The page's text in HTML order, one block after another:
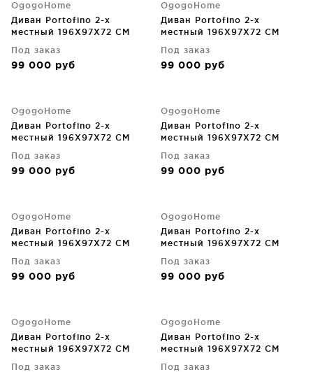
OgogoHome
Диван Portofino 2-х
местный 196X97X72 CM
Под заказ
99 000 руб
OgogoHome
Диван Portofino 2-х
местный 196X97X72 CM
Под заказ
99 000 руб
OgogoHome
Диван Portofino 2-х
местный 196X97X72 CM
Под заказ
99 000 руб
OgogoHome
Диван Portofino 2-х
местный 196X97X72 CM
Под заказ
99 000 руб
OgogoHome
Диван Portofino 2-х
местный 196X97X72 CM
Под заказ
99 000 руб
OgogoHome
Диван Portofino 2-х
местный 196X97X72 CM
Под заказ
99 000 руб
OgogoHome
Диван Portofino 2-х
местный 196X97X72 CM
Под заказ
OgogoHome
Диван Portofino 2-х
местный 196X97X72 CM
Под заказ